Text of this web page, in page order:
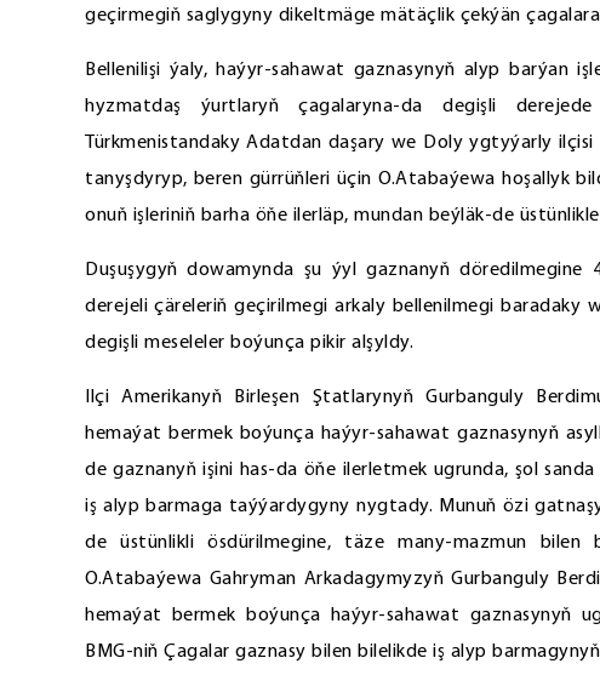
geçirmegiň saglygyny dikeltmäge mätäçlik çekýän
Bellenilişi ýaly, haýyr-sahawat gaznasynyň alyp barýan
hyzmatdaş ýurtlaryň çagalaryna-da degişli
Türkmenistandaky Adatdan daşary we Doly ygtyýarly
tanyşdyryp, beren gürrüňleri üçin O.Atabaýewa hoşallyk
onuň işleriniň barha öňe ilerläp, mundan beýläk-de
Duşuşygyň dowamynda şu ýyl gaznanyň
derejeli çäreleriň geçirilmegi arkaly bellenilmegi baradaky
degişli meseleler boýunça pikir alşyldy.
Ilçi Amerikanyň Birleşen Ştatlarynyň Gurbanguly
hemaýat bermek boýunça haýyr-sahawat gaznasynyň
de gaznanyň işini has-da öňe ilerletmek ugrunda, şol
iş alyp barmaga taýýardygyny nygtady. Munuň özi
de üstünlikli ösdürilmegine, täze many-mazmun bilen
O.Atabaýewa Gahryman Arkadagymyzyň Gurbanguly
hemaýat bermek boýunça haýyr-sahawat gaznasynyň
BMG-niň Çagalar gaznasy bilen bilelikde iş alyp